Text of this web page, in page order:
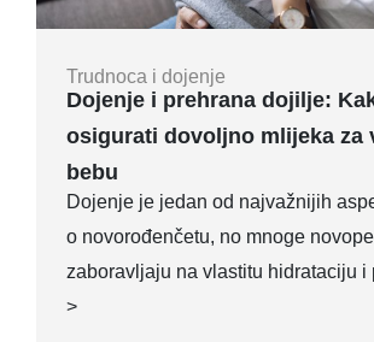
Trudnoca i dojenje
Dojenje i prehrana dojilje:
osigurati dovoljno mlijeka za
bebu
Dojenje je jedan od najvažnijih
o novorođenčetu, no mnoge
zaboravljaju na vlastitu hidrataciju i
>